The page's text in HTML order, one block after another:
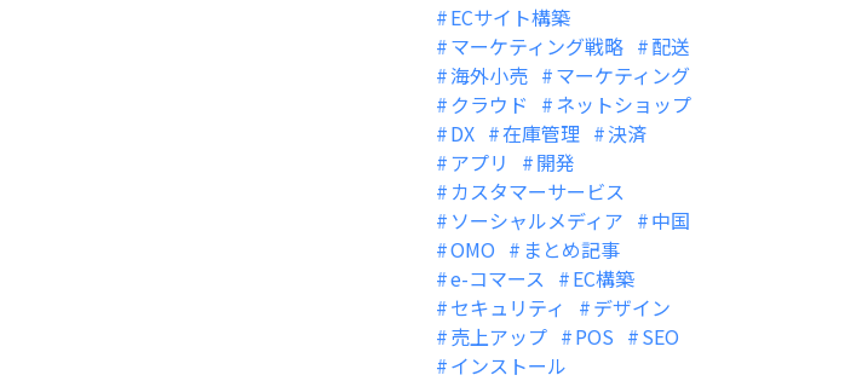
ECサイト構築
マーケティング戦略
配送
海外小売
マーケティング
クラウド
ネットショップ
DX
在庫管理
決済
アプリ
開発
カスタマーサービス
ソーシャルメディア
中国
OMO
まとめ記事
e-コマース
EC構築
セキュリティ
デザイン
売上アップ
POS
SEO
インストール